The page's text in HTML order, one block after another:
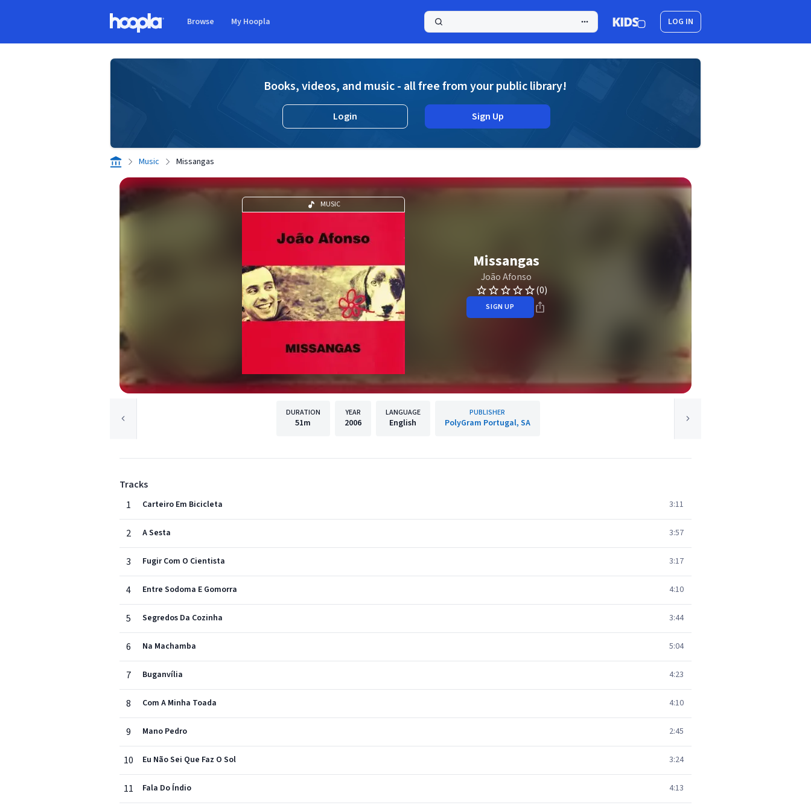
Browse My Hoopla LOG IN
Books, videos, and music - all free from your public library!
Login Sign Up
Music Missangas
MUSIC
Missangas
João Afonso
(0)
SIGN UP
DURATION
51m
YEAR
2006
LANGUAGE
English
PUBLISHER
PolyGram Portugal, SA
Tracks
1
Carteiro Em Bicicleta 3:11
2 A Sesta 3:57
3 Fugir Com O Cientista 3:17
4 Entre Sodoma E Gomorra 4:10
5 Segredos Da Cozinha 3:44
6 Na Machamba 5:04
7 Buganvília 4:23
8 Com A Minha Toada 4:10
9 Mano Pedro 2:45
10 Eu Não Sei Que Faz O Sol 3:24
11 Fala Do Índio 4:13